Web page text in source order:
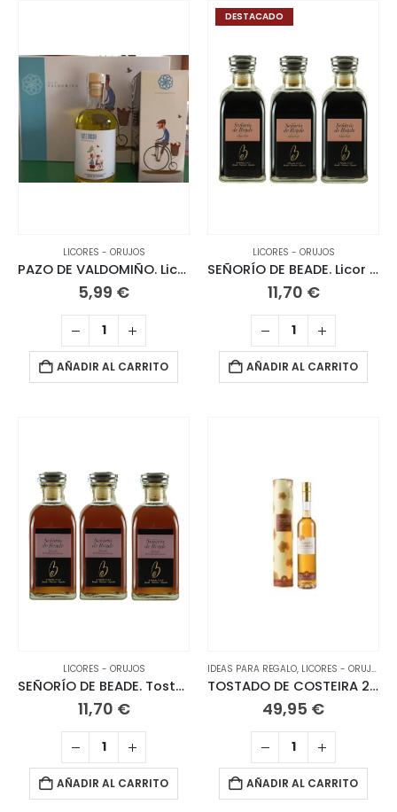
LICORES - ORUJOS
PAZO DE VALDOMIÑO. Licor de hierbas. 20 CL
5,99 €
AÑADIR AL CARRITO
DESTACADO
LICORES - ORUJOS
SEÑORÍO DE BEADE. Licor Café
11,70 €
AÑADIR AL CARRITO
LICORES - ORUJOS
SEÑORÍO DE BEADE. Tostada Licor 70 CL
11,70 €
AÑADIR AL CARRITO
IDEAS PARA REGALO, LICORES - ORUJOS
TOSTADO DE COSTEIRA 2017 Ribeiro 50 CL
49,95 €
AÑADIR AL CARRITO